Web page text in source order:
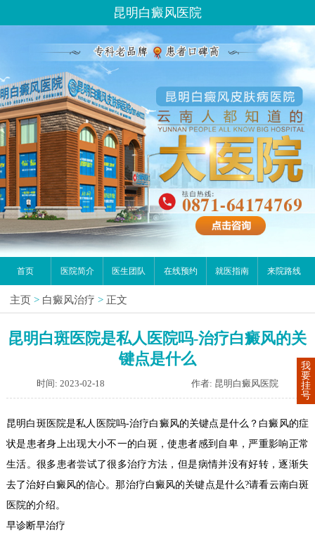
昆明白癜风医院
首页 医院简介 医生团队 在线预约 就医指南 来院路线
主页 > 白癜风治疗 > 正文
昆明白斑医院是私人医院吗-治疗白癜风的关
键点是什么
时间: 2023-02-18 作者: 昆明白癜风医院
昆明白斑医院是私人医院吗-治疗白癜风的关键点是什么？白癜风的症
状是患者身上出现大小不一的白斑，使患者感到自卑，严重影响正常
生活。很多患者尝试了很多治疗方法，但是病情并没有好转，逐渐失
去了治好白癜风的信心。那治疗白癜风的关键点是什么?请看云南白斑
医院的介绍。
早诊断早治疗
我
要
挂
号